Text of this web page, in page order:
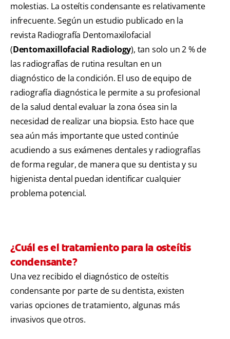
molestias. La osteítis condensante es relativamente
infrecuente. Según un estudio publicado en la
revista Radiografía Dentomaxilofacial
(Dentomaxillofacial Radiology), tan solo un 2 % de
las radiografías de rutina resultan en un
diagnóstico de la condición. El uso de equipo de
radiografía diagnóstica le permite a su profesional
de la salud dental evaluar la zona ósea sin la
necesidad de realizar una biopsia. Esto hace que
sea aún más importante que usted continúe
acudiendo a sus exámenes dentales y radiografías
de forma regular, de manera que su dentista y su
higienista dental puedan identificar cualquier
problema potencial.
¿Cuál es el tratamiento para la osteítis
condensante?
Una vez recibido el diagnóstico de osteítis
condensante por parte de su dentista, existen
varias opciones de tratamiento, algunas más
invasivos que otros.